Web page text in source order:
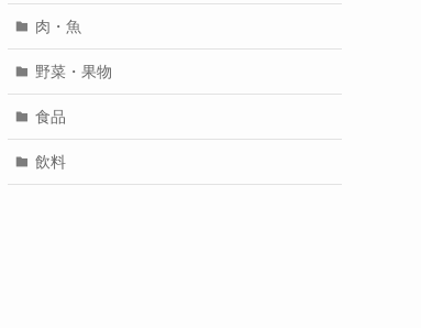
肉・魚
野菜・果物
食品
飲料